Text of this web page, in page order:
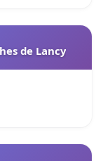
de Lancy